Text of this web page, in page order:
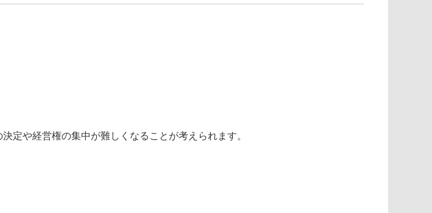
定や経営権の集中が難しくなることが考えられます。